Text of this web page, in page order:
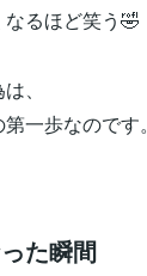
るほど笑う🤣
、
一歩なのです。
た瞬間